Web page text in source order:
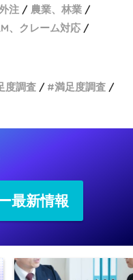
注
農業、林業
、クレーム対応
度調査
満足度調査
最新情報